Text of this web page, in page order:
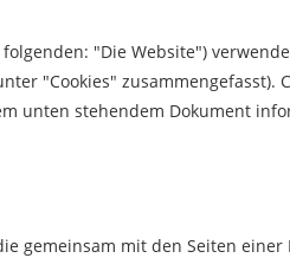
"Die Website")
"Cookies" zusammengefasst).
unten stehendem Dokument
gemeinsam mit den Seiten